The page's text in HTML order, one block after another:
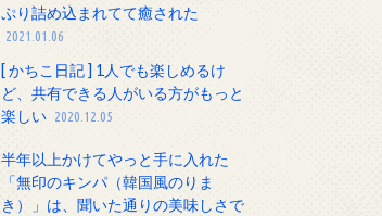
ぷり詰め込まれてて癒された
2021.01.06
[ かちこ日記 ] 1人でも楽しめるけ
ど、共有できる人がいる方がもっと
楽しい 2020.12.05
半年以上かけてやっと手に入れた
「無印のキンパ（韓国風のりま
き）」は、聞いた通りの美味しさで